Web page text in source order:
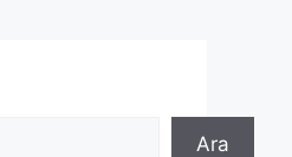
Ara